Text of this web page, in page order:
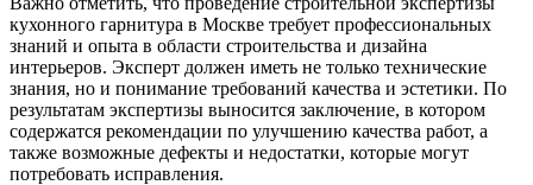
кухонного гарнитура в Москве требует профессиональных
знаний и опыта в области строительства и дизайна
интерьеров. Эксперт должен иметь не только технические
знания, но и понимание требований качества и эстетики. По
результатам экспертизы выносится заключение, в котором
содержатся рекомендации по улучшению качества работ, а
также возможные дефекты и недостатки, которые могут
потребовать исправления.